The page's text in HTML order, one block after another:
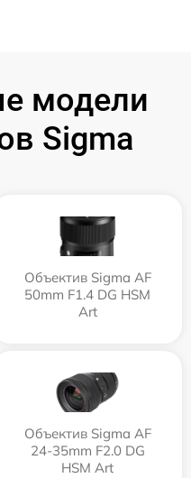
модели
Sigma
Объектив Sigma AF
50mm F1.4 DG HSM
Art
Объектив Sigma AF
24-35mm F2.0 DG
HSM Art